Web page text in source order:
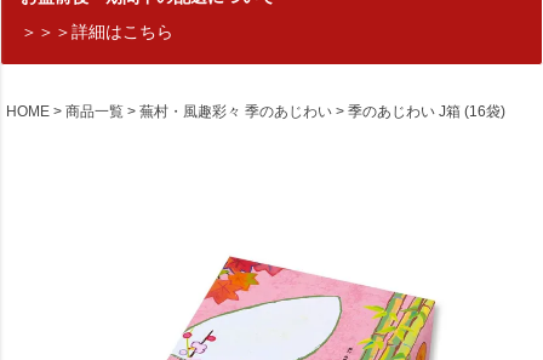
＞＞＞詳細はこちら
HOME 商品一覧 蕪村・風趣彩々 季のあじわい 季のあじわい J箱 (16袋)